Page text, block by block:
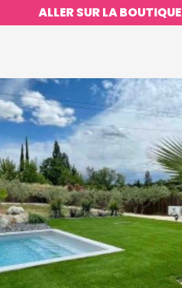
ALLER SUR LA BOUTIQUE